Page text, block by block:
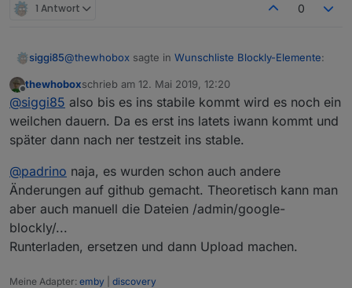
1 Antwort 0
siggi85@thewhobox sagte in Wunschliste Blockly-Elemente:
@siggi85also der pull Request würde
angenommen.
Wann es eine neue Version vom Javascript
Adapter gibt weis ich nicht.
Beim Javascript Adapter bin ich nicht so
experimentierfreudig wie bei anderen, weil sehr viele
Testsystem habe ich noch nicht, daher möchte ich hier
nur die offiziellen Repos nutzen. 🤪
Danke für die Info! 👍
Offline
thewhoboxschrieb am 12. Mai 2019, 12:20
zuletzt editiert von
@siggi85 also bis es ins stabile kommt wird es noch ein
weilchen dauern. Da es erst ins latets iwann kommt und
später dann nach ner testzeit ins stable.
@padrino naja, es wurden schon auch andere
Änderungen auf github gemacht. Theoretisch kann man
aber auch manuell die Dateien /admin/google-
blockly/...
Runterladen, ersetzen und dann Upload machen.
Meine Adapter: emby
discovery